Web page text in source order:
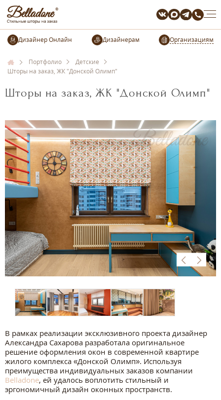
Организациям
Портфолио
Детские
Шторы на заказ, ЖК "Донской Олимп"
Шторы на заказ, ЖК "Донской Олимп"
В рамках реализации эксклюзивного проекта дизайнер
Александрa Сахаровa разработала оригинальное
решение оформления окон в современной квартире
жилого комплекса «Донской Олимп». Используя
преимущества индивидуальных заказов компании
Belladone, ей удалось воплотить стильный и
эргономичный дизайн оконных пространств.